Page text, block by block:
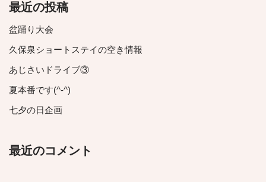
最近の投稿
盆踊り大会
久保泉ショートステイの空き情報
あじさいドライブ③
夏本番です(^-^)
七夕の日企画
最近のコメント